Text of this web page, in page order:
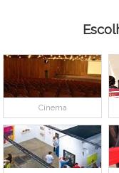
Cinema